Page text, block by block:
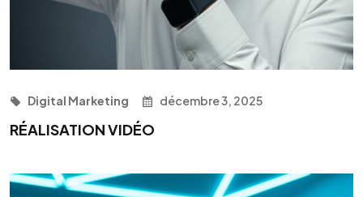
Digital Marketing décembre 3, 2025
RÉALISATION VIDÉO